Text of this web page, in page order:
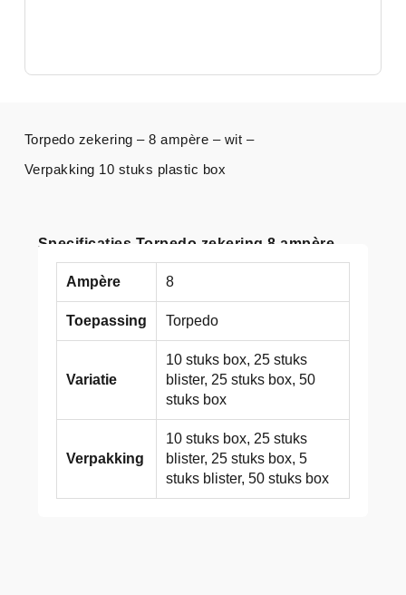
Specificaties Torpedo zekering 8 ampère
Ampère 8
Toepassing Torpedo
Variatie
10 stuks box, 25 stuks
blister, 25 stuks box, 50
stuks box
Verpakking
10 stuks box, 25 stuks
blister, 25 stuks box, 5
stuks blister, 50 stuks box
Torpedo zekering – 8 ampère – wit –
Verpakking 10 stuks plastic box